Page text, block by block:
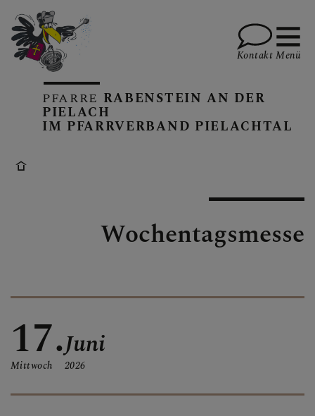
KALENDER
GOTTESDIENSTE
ALLE BERICHTE
GRUPPEN & RUNDEN
PFARRE RABENSTEIN AN DER
PIELACH
IM PFARRVERBAND PIELACHTAL
Kontakt Menü
Wochentagsmesse
17.
Mittwoch
Juni
2026